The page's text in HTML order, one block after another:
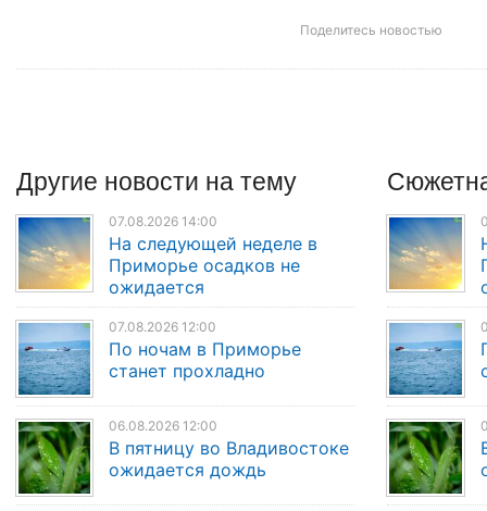
Поделитесь новостью
Другие новости на тему
07.08.2026 14:00
На следующей неделе в
Приморье осадков не
ожидается
07.08.2026 12:00
По ночам в Приморье
станет прохладно
06.08.2026 12:00
В пятницу во Владивостоке
ожидается дождь